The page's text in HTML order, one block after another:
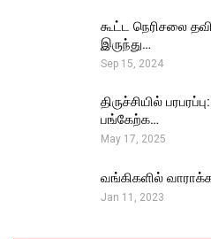
கூட்ட நெரிசலை
இருந்து…
Sep 15, 2024
திருச்சியில்
பங்கேற்க…
May 17, 2025
வங்கிகளில்
Jan 11, 2023